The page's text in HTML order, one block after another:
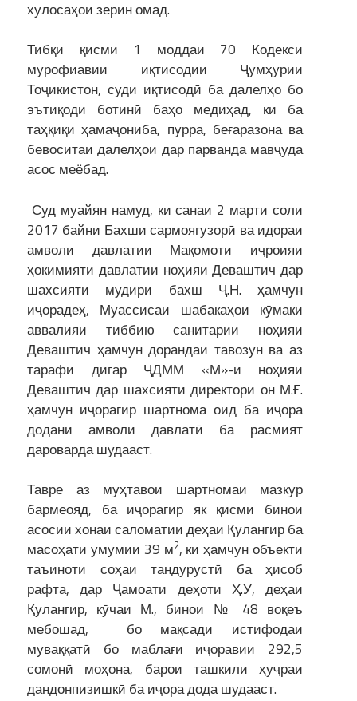
хулосаҳои зерин омад.
Тибқи қисми 1 моддаи 70 Кодекси
мурофиавии иқтисодии Ҷумҳурии
Тоҷикистон, суди иқтисодӣ ба далелҳо бо
эътиқоди ботинӣ баҳо медиҳад, ки ба
таҳқиқи ҳамаҷониба, пурра, беғаразона ва
бевоситаи далелҳои дар парванда мавҷуда
асос меёбад.
Суд муайян намуд, ки санаи 2 марти соли
2017 байни Бахши сармоягузорӣ ва идораи
амволи давлатии Мақомоти иҷроияи
ҳокимияти давлатии ноҳияи Деваштич дар
шахсияти мудири бахш Ҷ.Н. ҳамчун
иҷорадеҳ, Муассисаи шабакаҳои кӯмаки
аввалияи тиббию санитарии ноҳияи
Деваштич ҳамчун дорандаи тавозун ва аз
тарафи дигар ҶДММ «М»-и ноҳияи
Деваштич дар шахсияти директори он М.Ғ.
ҳамчун иҷорагир шартнома оид ба иҷора
додани амволи давлатӣ ба расмият
дароварда шудааст.
Тавре аз муҳтавои шартномаи мазкур
бармеояд, ба иҷорагир як қисми бинои
асосии хонаи саломатии деҳаи Қулангир ба
масоҳати умумии 39 м2, ки ҳамчун объекти
таъиноти соҳаи тандурустӣ ба ҳисоб
рафта, дар Ҷамоати деҳоти Ҳ.У, деҳаи
Қулангир, кӯчаи М., бинои № 48 воқеъ
мебошад, бо мақсади истифодаи
муваққатӣ бо маблағи иҷоравии 292,5
сомонӣ моҳона, барои ташкили ҳуҷраи
дандонпизишкӣ ба иҷора дода шудааст.